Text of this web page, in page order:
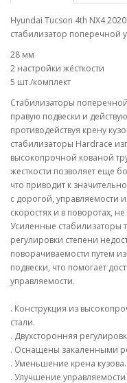
Hyundai Tucson 4th NX4
стабилизатор поперечной
28 мм
2 настройки жёсткости
5 шт./комплект
Стабилизаторы
правую подвески и
противодействуя крену
стабилизаторы Hardrace
высокопрочной кованой
жесткости позволяет еще
что приводит к
с дорогой, управляемости
скоростях и в поворотах,
Усиленные стабилизаторы
регулировки степени
поворачиваемости путем
подвески, что помогает
управляемости.
. Конструкция из
стали.
. Двухсторонняя
. Оснащены закаленными
. Уменьшение крена кузова.
. Улучшение управляемости